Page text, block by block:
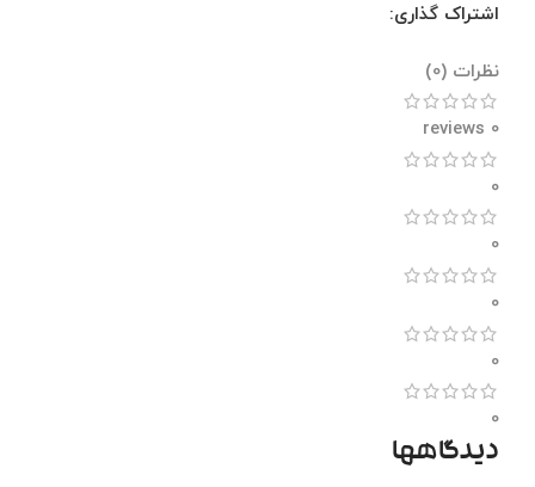
اشتراک گذاری:
نظرات (0)
0 reviews
0
0
0
0
0
دیدگاهها